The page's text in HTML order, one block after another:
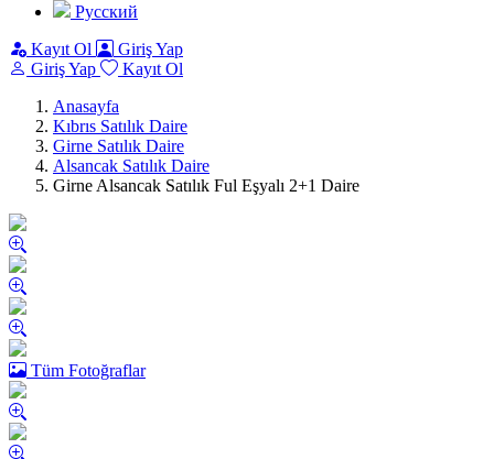
Pусский
Kayıt Ol
Giriş Yap
Giriş Yap
Kayıt Ol
Anasayfa
Kıbrıs Satılık Daire
Girne Satılık Daire
Alsancak Satılık Daire
Girne Alsancak Satılık Ful Eşyalı 2+1 Daire
Tüm Fotoğraflar